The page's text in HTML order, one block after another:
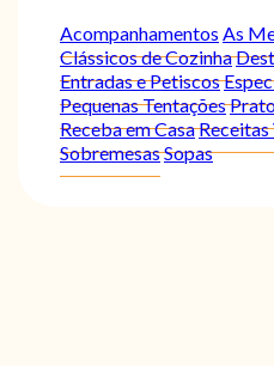
Acompanhamentos As
Clássicos de Cozinha
Entradas e Petiscos
Pequenas Tentações
Receba em CasaReceitas
SobremesasSopas